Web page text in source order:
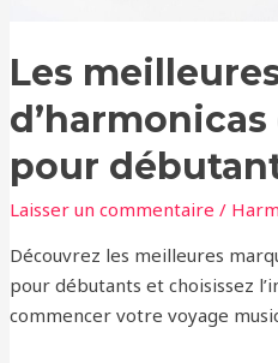
Les
pour
Laisser un commentaire /
Découvrez les meilleures
pour débutants et choisissez
commencer votre voyage